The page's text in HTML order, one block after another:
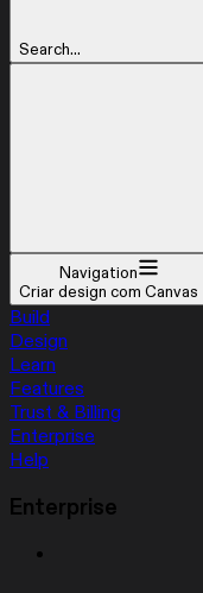
Search...
Navigation
Criar design com Canvas
Build
Design
Learn
Features
Trust & Billing
Enterprise
Help
Enterprise